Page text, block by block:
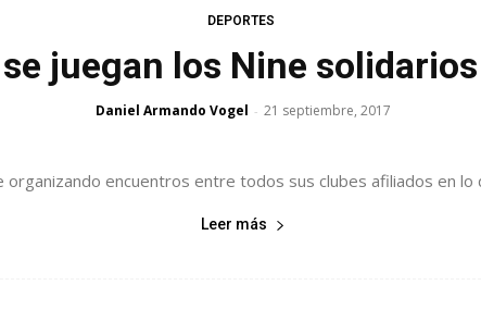
DEPORTES
juegan los Nine
Daniel Armando Vogel - 21 septiembre, 2017
organizando encuentros entre todos sus clubes afiliados en lo
Leer más